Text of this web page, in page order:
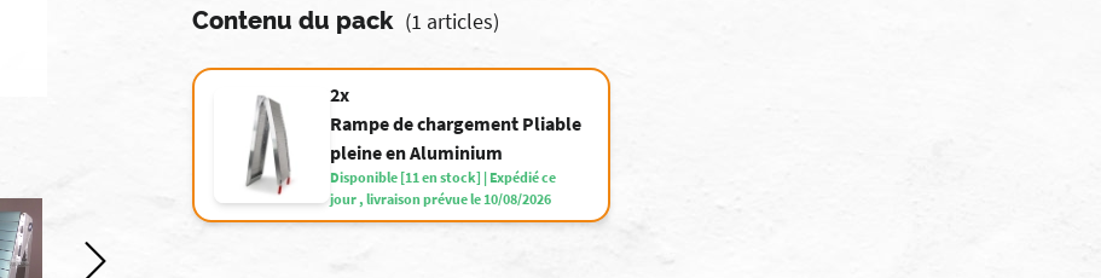
Contenu du pack (1 articles)
2x
Rampe de chargement Pliable
pleine en Aluminium
Disponible [11 en stock] | Expédié ce
jour , livraison prévue le 10/08/2026